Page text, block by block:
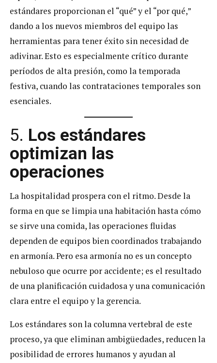
estándares proporcionan el “qué” y el “por qué,”
dando a los nuevos miembros del equipo las
herramientas para tener éxito sin necesidad de
adivinar. Esto es especialmente crítico durante
períodos de alta presión, como la temporada
festiva, cuando las contrataciones temporales son
esenciales.
5. Los estándares
optimizan las
operaciones
La hospitalidad prospera con el ritmo. Desde la
forma en que se limpia una habitación hasta cómo
se sirve una comida, las operaciones fluidas
dependen de equipos bien coordinados trabajando
en armonía. Pero esa armonía no es un concepto
nebuloso que ocurre por accidente; es el resultado
de una planificación cuidadosa y una comunicación
clara entre el equipo y la gerencia.
Los estándares son la columna vertebral de este
proceso, ya que eliminan ambigüedades, reducen la
posibilidad de errores humanos y ayudan al